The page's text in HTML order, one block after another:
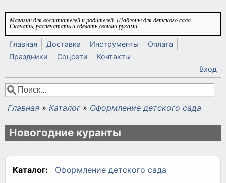
Перейти к основному содержанию
Магазин для воспитателей и родителей. Шаблоны для детского сада.
Скачать, распечатать и сделать своими руками.
Главная Доставка Инструменты
Оплата
Праздники
Соцсети
Контакты
Вход
Форма поиска
Поиск
Вы здесь
Главная » Каталог » Оформление детского сада
Новогодние куранты
Каталог:
Оформление детского сада